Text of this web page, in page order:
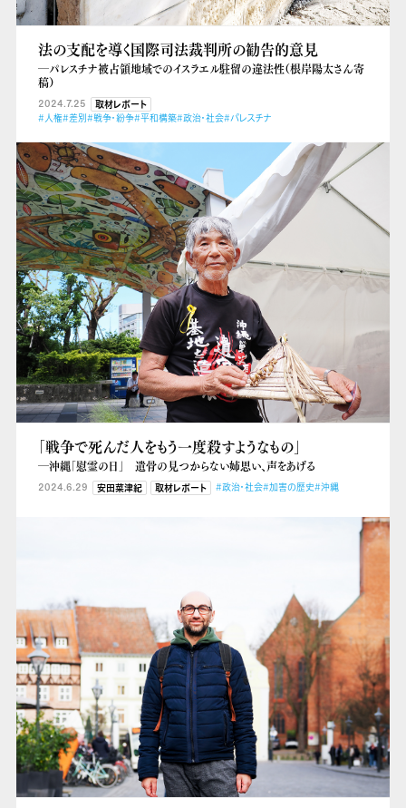
法の支配を導く国際司法裁判所の勧告的意見
―パレスチナ被占領地域でのイスラエル駐留の違法性（根岸陽太さん寄
稿）
2024.7.25
取材レポート
#人権#差別#戦争・紛争#平和構築#政治・社会#パレスチナ
「戦争で死んだ人をもう一度殺すようなもの」
―沖縄「慰霊の日」 遺骨の見つからない姉思い、声をあげる
2024.6.29 安田菜津紀 取材レポート #政治・社会#加害の歴史#沖縄